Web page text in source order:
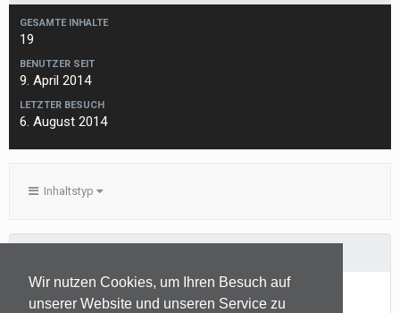
Wir nutzen Cookies, um Ihren Besuch auf
unserer Website und unseren Service zu
GESAMTE INHALTE
19
BENUTZER SEIT
9. April 2014
LETZTER BESUCH
6. August 2014
Inhaltstyp
Noch keine Inhalte vorhanden